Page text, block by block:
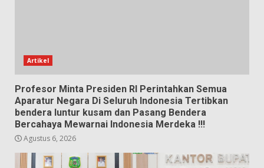
Artikel
Profesor Minta Presiden RI Perintahkan Semua
Aparatur Negara Di Seluruh Indonesia Tertibkan
bendera luntur kusam dan Pasang Bendera
Bercahaya Mewarnai Indonesia Merdeka !!!
Agustus 6, 2026